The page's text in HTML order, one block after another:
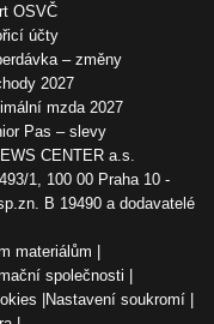
OSVČ
účty
– změny
2027
mzda 2027
Pas – slevy
CENTER a.s.
1, 100 00 Praha 10 -
B 19490 a dodavatelé
materiálům
společnosti
Nastavení soukromí